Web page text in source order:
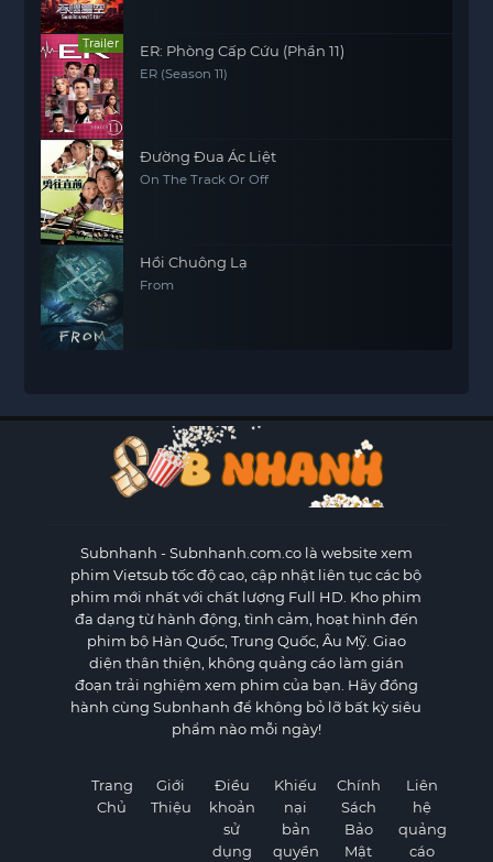
Trailer ER: Phòng Cấp Cứu (Phần 11)
ER (Season 11)
Đường Đua Ác Liệt
On The Track Or Off
Hồi Chuông Lạ
From
Subnhanh - Subnhanh.com.co là website xem
phim Vietsub tốc độ cao, cập nhật liên tục các bộ
phim mới nhất với chất lượng Full HD. Kho phim
đa dạng từ hành động, tình cảm, hoạt hình đến
phim bộ Hàn Quốc, Trung Quốc, Âu Mỹ. Giao
diện thân thiện, không quảng cáo làm gián
đoạn trải nghiệm xem phim của bạn. Hãy đồng
hành cùng Subnhanh để không bỏ lỡ bất kỳ siêu
phẩm nào mỗi ngày!
Trang
Chủ
Giới
Thiệu
Điều
khoản
sử
dụng
Khiếu
nại
bản
quyền
Chính
Sách
Bảo
Mật
Liên
hệ
quảng
cáo